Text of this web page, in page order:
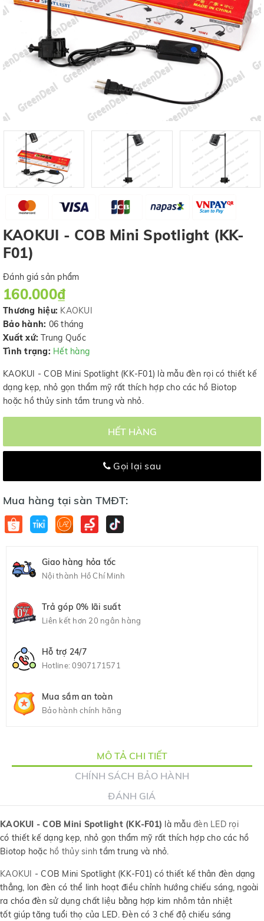
KAOKUI - COB Mini Spotlight (KK-
F01)
Đánh giá sản phẩm
160.000₫
Thương hiệu: KAOKUI
Bảo hành: 06 tháng
Xuất xứ: Trung Quốc
Tình trạng: Hết hàng
KAOKUI - COB Mini Spotlight (KK-F01) là mẫu đèn rọi có thiết kế
dạng kẹp, nhỏ gọn thẩm mỹ rất thích hợp cho các hồ Biotop
hoặc hồ thủy sinh tầm trung và nhỏ.
HẾT HÀNG
Gọi lại sau
Mua hàng tại sàn TMĐT:
Giao hàng hỏa tốc
Nội thành Hồ Chí Minh
Trả góp 0% lãi suất
Liên kết hơn 20 ngân hàng
Hỗ trợ 24/7
Hotline:0907171571
Mua sắm an toàn
Bảo hành chính hãng
MÔ TẢ CHI TIẾT
CHÍNH SÁCH BẢO HÀNH
ĐÁNH GIÁ
KAOKUI - COB Mini Spotlight (KK-F01) là mẫu đèn LED rọi
có thiết kế dạng kẹp, nhỏ gọn thẩm mỹ rất thích hợp cho các hồ
Biotop hoặc hồ thủy sinh tầm trung và nhỏ.
KAOKUI
- COB Mini Spotlight (KK-F01) có thiết kế thân đèn dạng
thẳng, lon đèn có thể linh hoạt điều chỉnh hướng chiếu sáng, ngoài
ra chóa đèn sử dụng chất liệu bằng hợp kim nhôm tản nhiệt
tốt giúp tăng tuổi thọ của LED. Đèn có 3 chế độ chiếu sáng